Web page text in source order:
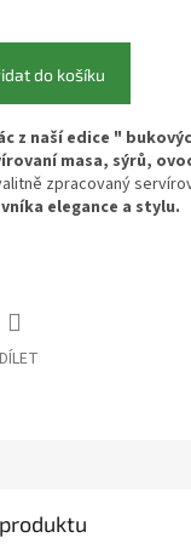
do košíku
z naší edice "
masa, sýrů,
zpracovaný
elegance a stylu.